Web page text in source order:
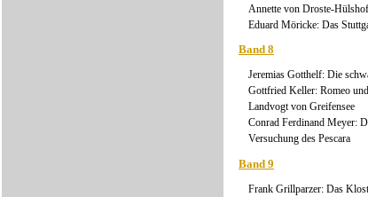
Annette von Droste-
Eduard Möricke: Das
Band 8
Jeremias Gotthelf: Die
Gottfried Keller: Romeo
Landvogt von Greifensee
Conrad Ferdinand Meyer:
Versuchung des Pescara
Band 9
Frank Grillparzer: Das